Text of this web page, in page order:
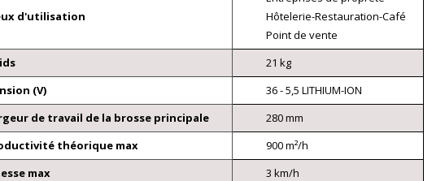
d'utilisation
Hôtelerie-Restauration-Café
Point de vente
21 kg
(V)
36 - 5,5 LITHIUM-ION
de travail de la brosse principale
280 mm
théorique max
900 m²/h
max
3 km/h